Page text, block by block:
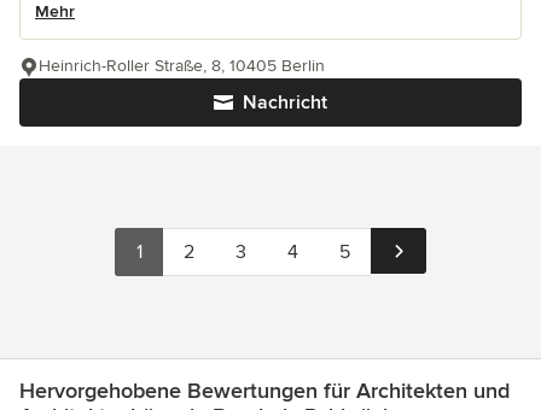
Mehr
Nachricht
Heinrich-Roller Straße, 8, 10405 Berlin
1 2 3 4 5
Hervorgehobene Bewertungen für Architekten und